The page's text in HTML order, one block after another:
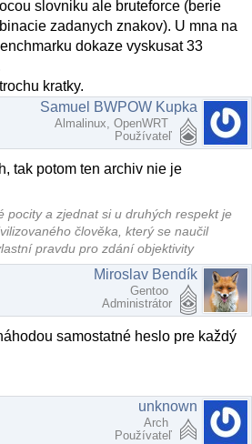
slovniku ale bruteforce (berie
zadanych znakov). U mna na
dokaze vyskusat 33
kratky.
Samuel BWPOW Kupka
Almalinux, OpenWRT
Používateľ
tak potom ten archiv nie je
pocity a zjednat si u druhých respekt je
člověka, který se naučil
pravdu pro zdání objektivity
Miroslav Bendík
Gentoo
Administrátor
samostatné heslo pre každý
unknown
Arch
Používateľ